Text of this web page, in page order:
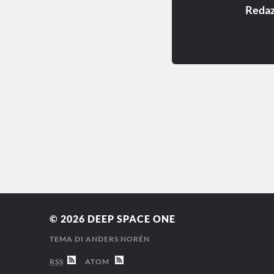
© 2026 DEEP SPACE ONE
TEMA DI ANDERS NORÉN
RSS ATOM